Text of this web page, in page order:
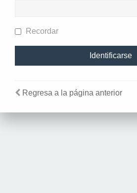
Recordar
Regresa a la página anterior